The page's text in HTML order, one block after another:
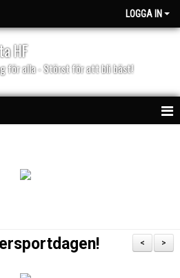
LOGGA IN
HF
för alla - Störst för att bli bäst!
>
<